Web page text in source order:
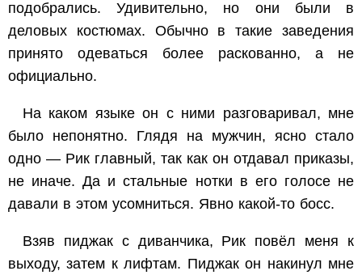
подобрались. Удивительно, но они были в
деловых костюмах. Обычно в такие заведения
принято одеваться более раскованно, а не
официально.
На каком языке он с ними разговаривал, мне
было непонятно. Глядя на мужчин, ясно стало
одно — Рик главный, так как он отдавал приказы,
не иначе. Да и стальные нотки в его голосе не
давали в этом усомниться. Явно какой-то босс.
Взяв пиджак с диванчика, Рик повёл меня к
выходу, затем к лифтам. Пиджак он накинул мне